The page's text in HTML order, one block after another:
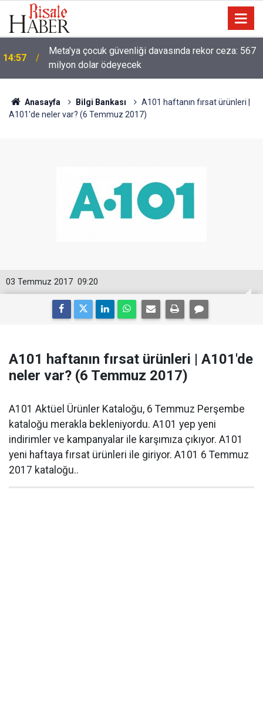
14:57
Meta'ya çocuk güvenliği davasında rekor ceza: 567
milyon dolar ödeyecek
Anasayfa Bilgi Bankası
A101 haftanın fırsat ürünleri |
A101'de neler var? (6 Temmuz 2017)
09:20
03 Temmuz 2017
A101 haftanın fırsat ürünleri | A101'de
neler var? (6 Temmuz 2017)
A101 Aktüel Ürünler Kataloğu, 6 Temmuz Perşembe
kataloğu merakla bekleniyordu. A101 yep yeni
indirimler ve kampanyalar ile karşımıza çıkıyor. A101
yeni haftaya fırsat ürünleri ile giriyor. A101 6 Temmuz
2017 kataloğu..